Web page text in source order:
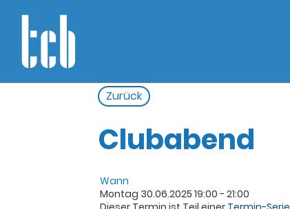
Zurück
Clubabend
Wann
Montag 30.06.2025 19:00 - 21:00